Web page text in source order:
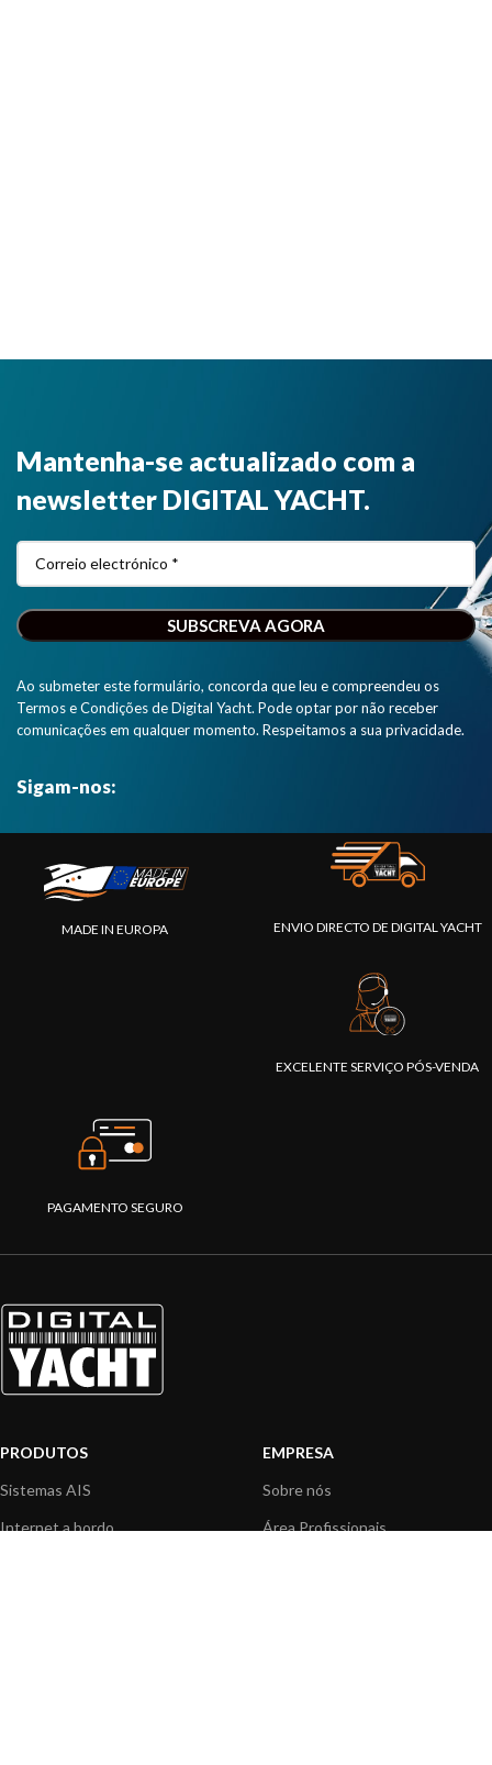
Mantenha-se actualizado com a
newsletter DIGITAL YACHT.
Ao submeter este formulário, concorda que leu e compreendeu os
Termos e Condições de Digital Yacht. Pode optar por não receber
comunicações em qualquer momento. Respeitamos a sua privacidade.
Sigam-nos:
MADE IN EUROPA ENVIO DIRECTO DE DIGITAL YACHT
EXCELENTE SERVIÇO PÓS-VENDA
PAGAMENTO SEGURO
PRODUTOS
Sistemas AIS
Internet a bordo
EMPRESA
Sobre nós
Área Profissionais